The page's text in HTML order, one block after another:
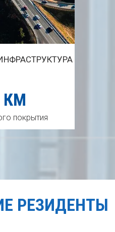
КМ
покрытия
РЕЗИДЕНТЫ